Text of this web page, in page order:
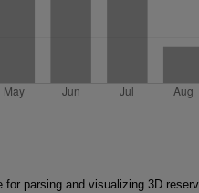
for parsing and visualizing 3D